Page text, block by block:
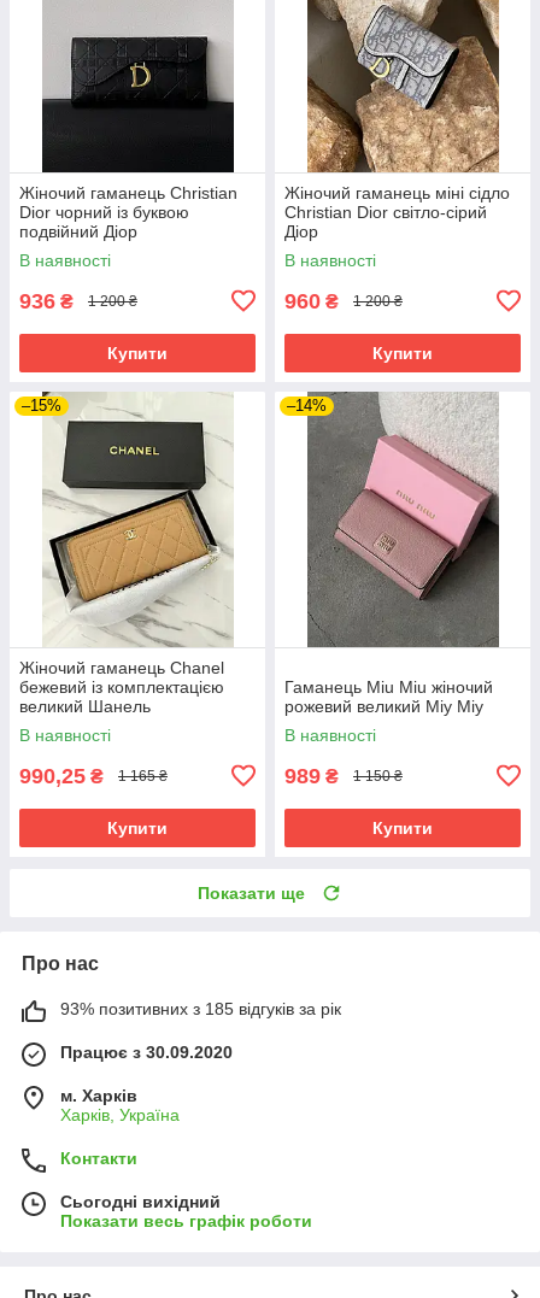
Жіночий гаманець Christian
Dior чорний із буквою
подвійний Діор
В наявності
936 ₴ 1 200 ₴
Купити
Жіночий гаманець міні сідло
Christian Dior світло-сірий
Діор
В наявності
960 ₴ 1 200 ₴
Купити
–15%
Жіночий гаманець Chanel
бежевий із комплектацією
великий Шанель
В наявності
990,25 ₴ 1 165 ₴
Купити
–14%
Гаманець Miu Miu жіночий
рожевий великий Міу Міу
В наявності
989 ₴ 1 150 ₴
Купити
Показати ще
Про нас
93% позитивних з 185 відгуків за рік
Працює з 30.09.2020
м. Харків
Харків, Україна
Контакти
Сьогодні вихідний
Показати весь графік роботи